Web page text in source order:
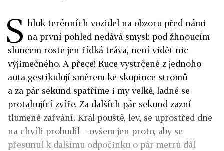
S hluk terénních vozidel na obzoru před námi
na první pohled nedává smysl: pod žhnoucím
sluncem roste jen řídká tráva, není vidět nic
výjimečného. A přece! Ruce vystrčené z jednoho
auta gestikulují směrem ke skupince stromů
a za pár sekund spatříme i my velké, ladně se
protahující zvíře. Za dalších pár sekund zazní
tlumené zařvání. Král pouště, lev, se uprostřed dne
na chvíli probudil − ovšem jen proto, aby se
přesunul k dalšímu odpočinku o pár metrů dál